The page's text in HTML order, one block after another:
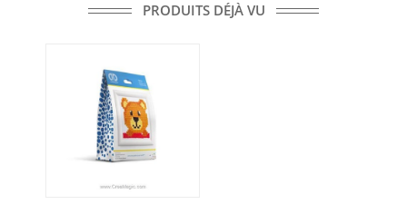
PRODUITS DÉJÀ VU